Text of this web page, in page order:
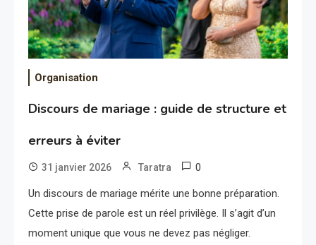
Organisation
Discours de mariage : guide de structure et
erreurs à éviter
31 janvier 2026 Taratra 0
Un discours de mariage mérite une bonne préparation.
Cette prise de parole est un réel privilège. Il s’agit d’un
moment unique que vous ne devez pas négliger.